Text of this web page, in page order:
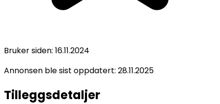
Bruker siden: 16.11.2024
Annonsen ble sist oppdatert: 28.11.2025
Tilleggsdetaljer